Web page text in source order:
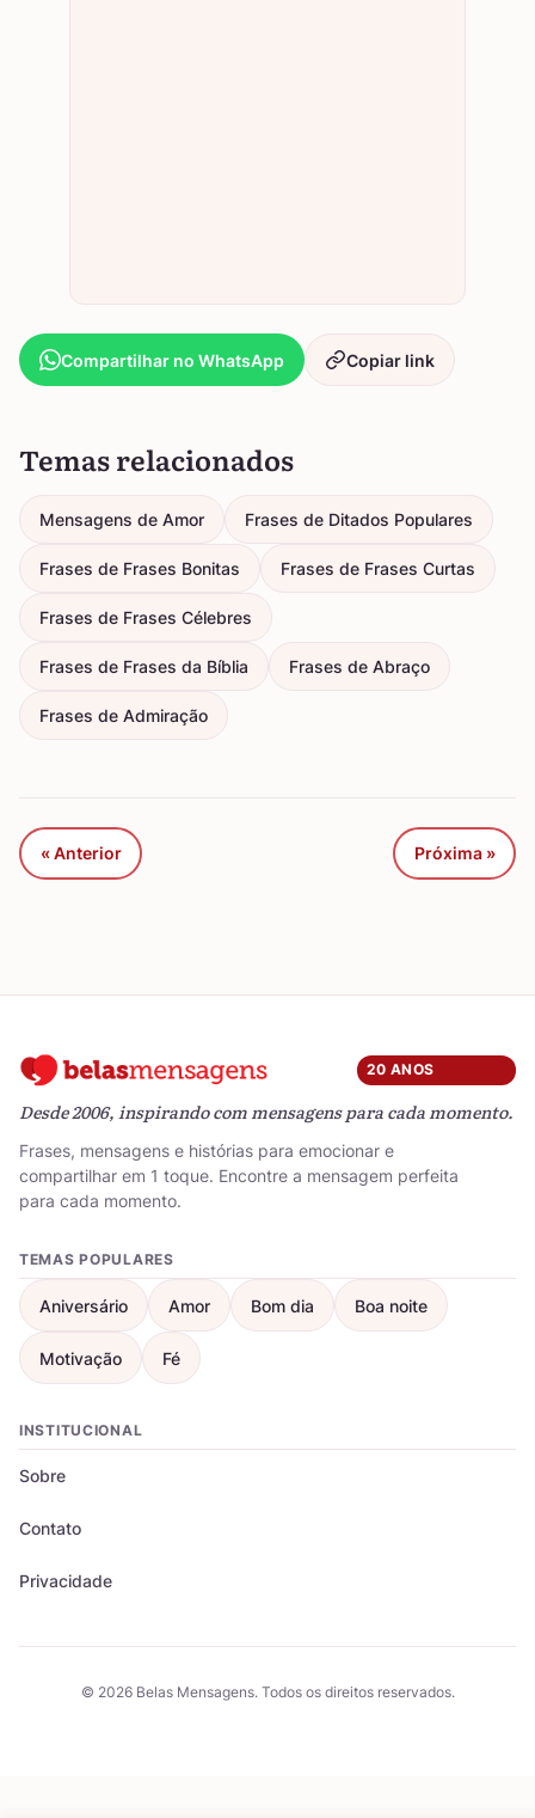
Compartilhar no WhatsApp Copiar link
Temas relacionados
Mensagens de Amor Frases de Ditados Populares
Frases de Frases Bonitas Frases de Frases Curtas
Frases de Frases Célebres
Frases de Frases da Bíblia Frases de Abraço
Frases de Admiração
« Anterior Próxima »
20 ANOS
Desde 2006, inspirando com mensagens para cada momento.
Frases, mensagens e histórias para emocionar e
compartilhar em 1 toque. Encontre a mensagem perfeita
para cada momento.
TEMAS POPULARES
Aniversário Amor Bom dia Boa noite
Motivação Fé
INSTITUCIONAL
Sobre
Contato
Privacidade
© 2026 Belas Mensagens. Todos os direitos reservados.